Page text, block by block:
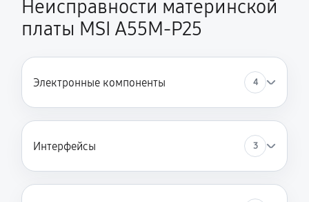
Неисправности материнской
платы MSI A55M-P25
Электронные компоненты 4
Интерфейсы 3